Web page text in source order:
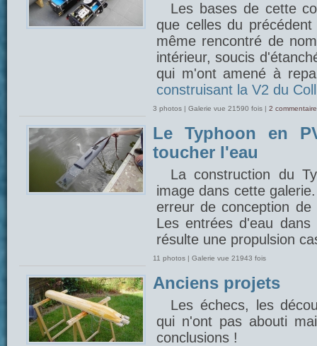
Les bases de cette
que celles du
même rencontré de
intérieur, soucis
qui m'ont amené à
construisant la V2 du
3 photos | Galerie vue 21590 fois | 2
Le Typhoon en
toucher l'eau
La construction du
image dans cette
erreur de conception
Les entrées d'eau
résulte une propulsion
11 photos | Galerie vue 21943 fois
Anciens projets
Les échecs, les
qui n'ont pas abouti
conclusions !